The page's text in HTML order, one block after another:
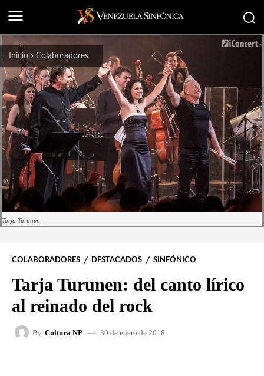
Inicio Colaboradores
Tarja Turunen
COLABORADORES DESTACADOS SINFÓNICO
Tarja Turunen: del canto lírico
al reinado del rock
By Cultura NP 30 de enero de 2018